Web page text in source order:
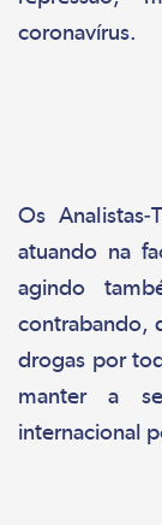
coronavírus.
Os
atuando na
agindo
contrabando,
drogas por
manter a
internacional